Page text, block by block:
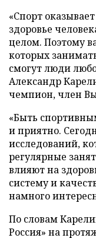
«Спорт
здоровье
целом. Поэтому
которых
смогут люди
Александр
чемпион, член
«Быть
и приятно.
исследований,
регулярные
влияют на
систему и
намного
По словам
Россия» на